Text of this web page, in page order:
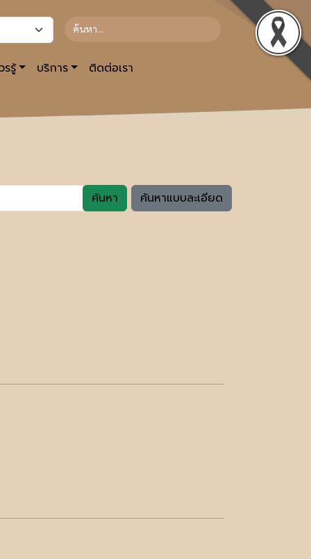
รรู้ บริการ ติดต่อเรา
ค้นหา ค้นหาแบบละเอียด